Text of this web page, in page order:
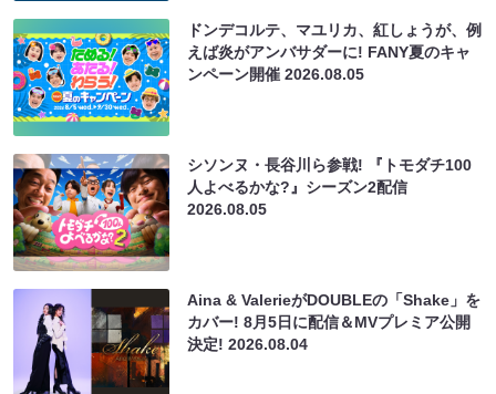
ドンデコルテ、マユリカ、紅しょうが、例
えば炎がアンバサダーに! FANY夏のキャ
ンペーン開催2026.08.05
シソンヌ・長谷川ら参戦! 『トモダチ100
人よべるかな?』シーズン2配信
2026.08.05
Aina & ValerieがDOUBLEの「Shake」を
カバー! 8月5日に配信＆MVプレミア公開
決定!2026.08.04